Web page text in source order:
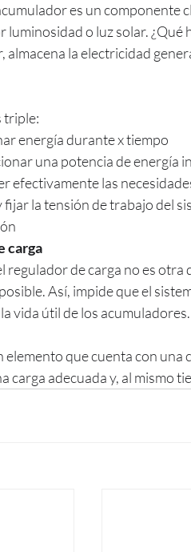
es un componente
luminosidad o luz solar. ¿Qué
almacena la electricidad
triple:
energía durante x tiempo
una potencia de energía
efectivamente las
fijar la tensión de trabajo del
carga
regulador de carga no es otra
Así, impide que el
vida útil de los acumuladores.
elemento que cuenta con
carga adecuada y, al mismo